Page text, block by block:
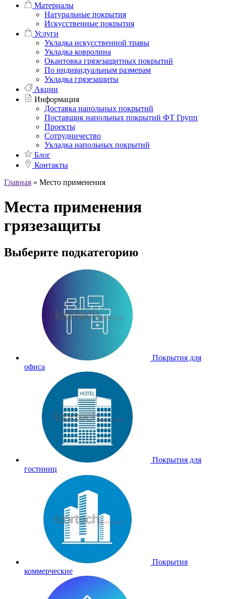
Материалы
Натуральные покрытия
Искусственные покрытия
Услуги
Укладка искусственной травы
Укладка ковролина
Окантовка грязезащитных покрытий
По индивидуальным размерам
Укладка грязезащиты
Акции
Информация
Доставка напольных покрытий
Поставщик напольных покрытий ФТ Групп
Проекты
Сотрудничество
Укладка напольных покрытий
Блог
Контакты
Главная » Место применения
Места применения
грязезащиты
Выберите подкатегорию
Покрытия для
офиса
Покрытия для
гостиниц
Покрытия
коммерческие